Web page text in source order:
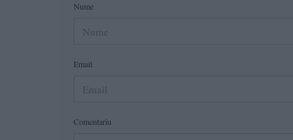
Nume
Email
Comentariu